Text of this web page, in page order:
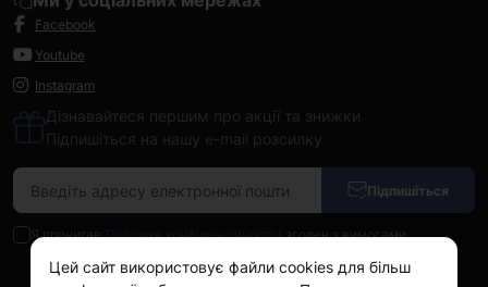
Facebook
Youtube
Instagram
Дізнавайтеся першим про акції та знижки
Підпишіться на нашу e-mail розсилку
Підпишіться
Я прочитав Політика конфіденційності і згоден з вимогами
Цей сайт використовує файли cookies для більш